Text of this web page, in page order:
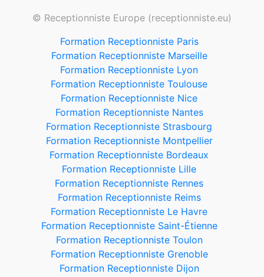
© Receptionniste Europe (receptionniste.eu)
Formation Receptionniste Paris
Formation Receptionniste Marseille
Formation Receptionniste Lyon
Formation Receptionniste Toulouse
Formation Receptionniste Nice
Formation Receptionniste Nantes
Formation Receptionniste Strasbourg
Formation Receptionniste Montpellier
Formation Receptionniste Bordeaux
Formation Receptionniste Lille
Formation Receptionniste Rennes
Formation Receptionniste Reims
Formation Receptionniste Le Havre
Formation Receptionniste Saint-Étienne
Formation Receptionniste Toulon
Formation Receptionniste Grenoble
Formation Receptionniste Dijon